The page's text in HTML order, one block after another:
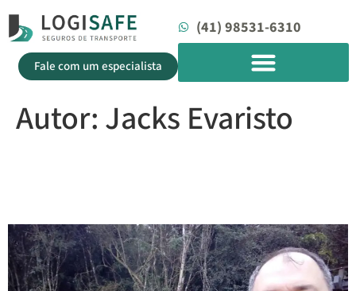
(41) 98531-6310
Fale com um especialista
Autor: Jacks Evaristo